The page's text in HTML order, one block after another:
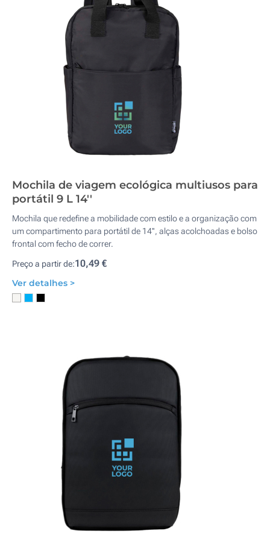
Mochila de viagem ecológica multiusos para
portátil 9 L 14''
Mochila que redefine a mobilidade com estilo e a organização com
um compartimento para portátil de 14'', alças acolchoadas e bolso
frontal com fecho de correr.
Preço a partir de:10,49 €
Ver detalhes >